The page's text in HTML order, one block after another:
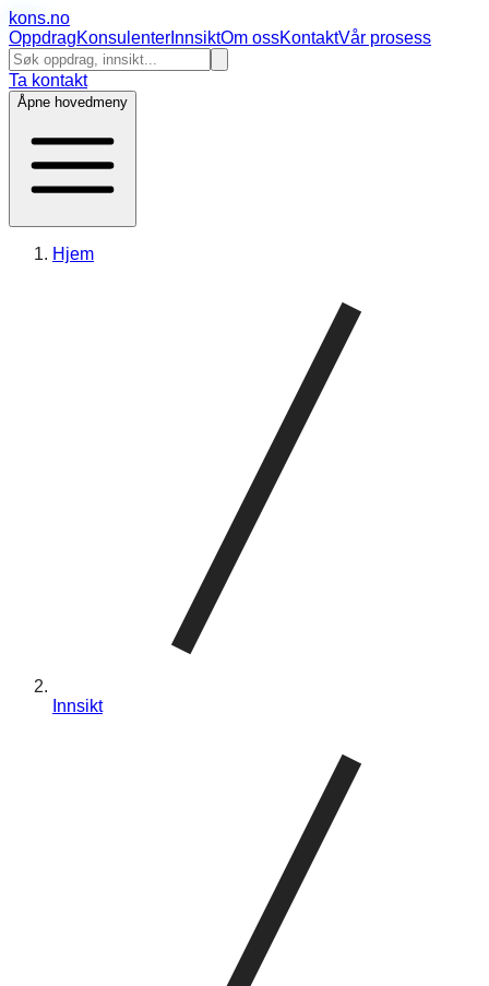
kons.no
OppdragKonsulenter InnsiktOm ossKontaktVår prosess
Ta kontakt
Åpne hovedmeny
Hjem
Innsikt